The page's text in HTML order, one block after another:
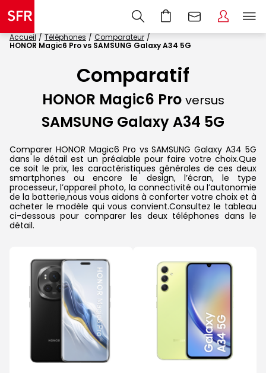
Accueil Téléphones
Comparateur
HONOR Magic6 Pro vs SAMSUNG Galaxy A34 5G
Comparatif
HONOR Magic6 Pro versus
SAMSUNG Galaxy A34 5G
Comparer HONOR Magic6 Pro vs SAMSUNG Galaxy A34 5G
dans le détail est un préalable pour faire votre choix.Que
ce soit le prix, les caractéristiques générales de ces deux
smartphones ou encore le design, l’écran, le type
processeur, l’appareil photo, la connectivité ou l’autonomie
de la batterie,nous vous aidons à conforter votre choix et à
acheter le modèle qui vous convient.Consultez le tableau
ci-dessous pour comparer les deux téléphones dans le
détail.